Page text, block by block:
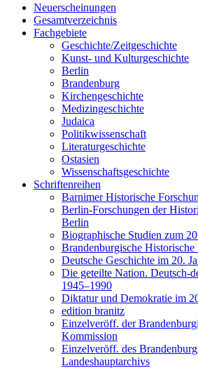
Neuerscheinungen
Gesamtverzeichnis
Fachgebiete
Geschichte/Zeitgeschichte
Kunst- und Kulturgeschichte
Berlin
Brandenburg
Kirchengeschichte
Medizingeschichte
Judaica
Politikwissenschaft
Literaturgeschichte
Ostasien
Wissenschaftsgeschichte
Schriftenreihen
Barnimer Historische
Berlin-Forschungen der
Berlin
Biographische Studien zum
Brandenburgische Historische
Deutsche Geschichte im 20.
Die geteilte Nation. Deutsch-
1945–1990
Diktatur und Demokratie im
edition branitz
Einzelveröff. der
Kommission
Einzelveröff. des
Landeshauptarchivs